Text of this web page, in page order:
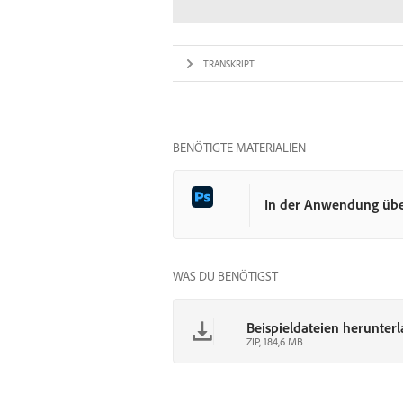
TRANSKRIPT
BENÖTIGTE MATERIALIEN
In der Anwendung
WAS DU BENÖTIGST
Beispieldateien
ZIP, 184,6 MB